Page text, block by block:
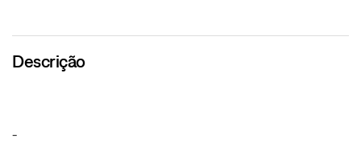
Descrição
-